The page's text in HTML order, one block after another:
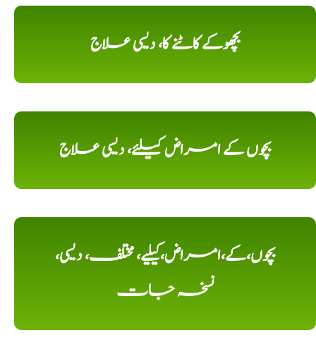
بچھوکے کاٹنے کا، دیسی علاج
بچوں کے امراض کیلئے، دیسی علاج
بچوں،کے،امراض،کیلیے، مختلف، دیسی،
نسخہ جات